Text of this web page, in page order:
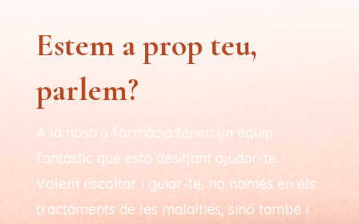
Estem a prop teu,
parlem?
A la nostra farmàcia tenim un equip
fantàstic que està desitjant ajudar-te.
Volem escoltar i guiar-te, no només en els
tractaments de les malalties, sinó també i